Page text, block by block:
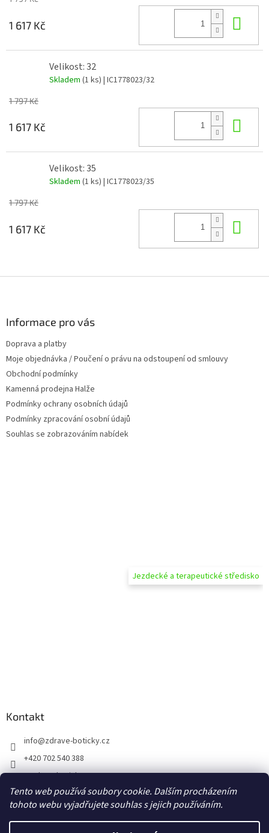
Tento web používá soubory cookie. Dalším procházením
tohoto webu vyjadřujete souhlas s jejich používáním.
1 617 Kč
Velikost: 32
Skladem (1 ks) | IC1778023/32
1 797 Kč
1 617 Kč
Velikost: 35
Skladem (1 ks) | IC1778023/35
1 797 Kč
1 617 Kč
Informace pro vás
Doprava a platby
Moje objednávka / Poučení o právu na odstoupení od smlouvy
Obchodní podmínky
Kamenná prodejna Halže
Podmínky ochrany osobních údajů
Podmínky zpracování osobní údajů
Souhlas se zobrazováním nabídek
Jezdecké a terapeutické středisko
Kontakt
info@zdrave-boticky.cz
+420 702 540 388
@zdraveboticky
zdraveboticky